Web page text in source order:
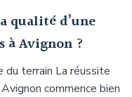
qualité d’une
à Avignon ?
du terrain La réussite
commence bien